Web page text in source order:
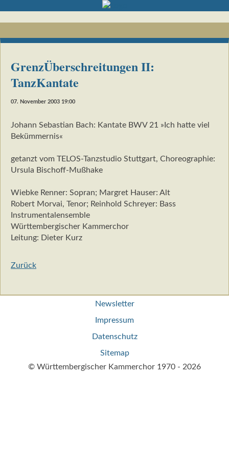
GrenzÜberschreitungen II:
TanzKantate
07. November 2003 19:00
Johann Sebastian Bach: Kantate BWV 21 »Ich hatte viel
Bekümmernis«
getanzt vom TELOS-Tanzstudio Stuttgart, Choreographie:
Ursula Bischoff-Mußhake
Wiebke Renner: Sopran; Margret Hauser: Alt
Robert Morvai, Tenor; Reinhold Schreyer: Bass
Instrumentalensemble
Württembergischer Kammerchor
Leitung: Dieter Kurz
Zurück
Newsletter
Impressum
Datenschutz
Sitemap
© Württembergischer Kammerchor 1970 - 2026